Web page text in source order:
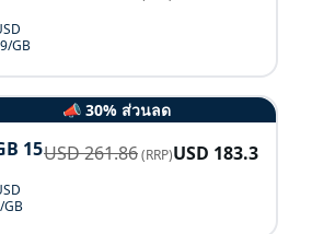
GB
📣 30% ส่วนลด
15
GB
USD261.86(RRP)USD 183.3